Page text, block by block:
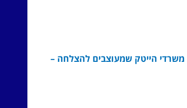
משרדי הייטק שמעוצבים להצלחה –